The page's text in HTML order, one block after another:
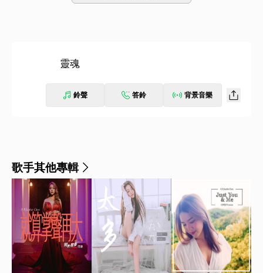
靈魂
鈴聲 答鈴 背景音樂
歌手其他專輯